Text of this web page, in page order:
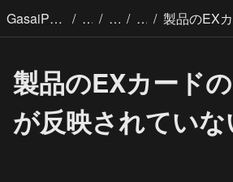
GasaiPages / / / /
製品のEXカード
が反映されていな